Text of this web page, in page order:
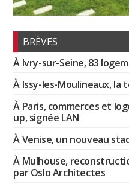
BRÈVES
À Ivry-sur-Seine, 83
À Issy-les-Moulineaux, la
À Paris, commerces et
up, signée LAN
À Venise, un nouveau
À Mulhouse,
par Oslo Architectes